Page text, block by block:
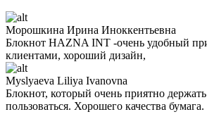
Морошкина Ирина Иноккентьевна
Блокнот HAZNA INT -очень удобный
клиентами, хороший дизайн,
Myslyaeva Liliya Ivanovna
Блокнот, который очень приятно
пользоваться. Хорошего качества